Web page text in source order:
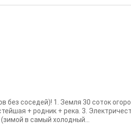
без соседей)! 1. Земля 30 соток
+ родник + река. 3.
в самый холодный...